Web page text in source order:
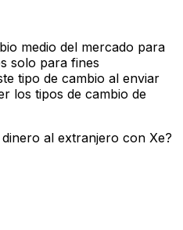
medio del mercado para
solo para fines
tipo de cambio al enviar
los tipos de cambio de
al extranjero con Xe?